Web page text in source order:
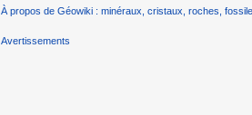
À propos de Géowiki : minéraux, cristaux, roches,
Avertissements